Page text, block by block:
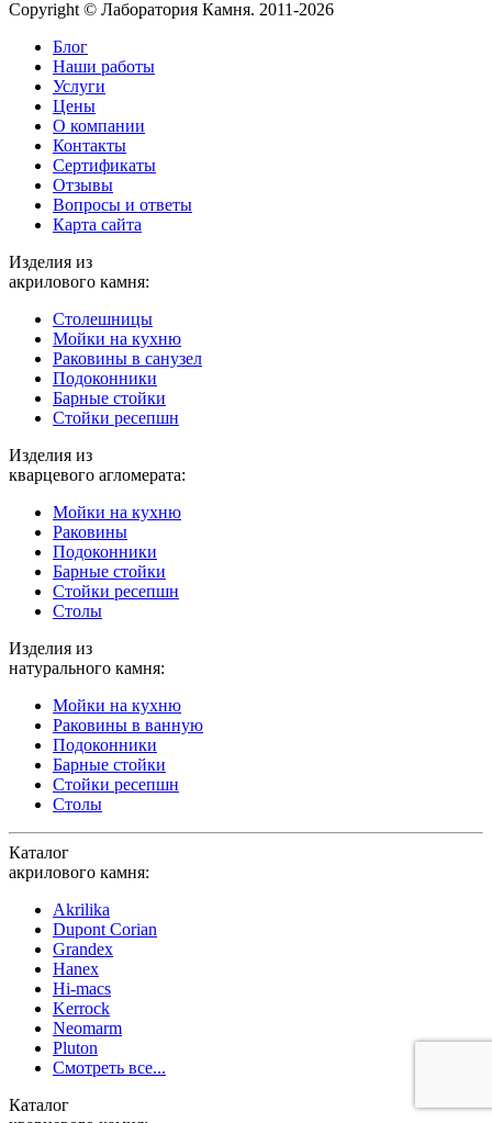
Copyright © Лаборатория Камня. 2011-2026
Блог
Наши работы
Услуги
Цены
О компании
Контакты
Cертификаты
Отзывы
Вопросы и ответы
Карта сайта
Изделия из
акрилового камня:
Столешницы
Мойки на кухню
Раковины в санузел
Подоконники
Барные стойки
Стойки ресепшн
Изделия из
кварцевого агломерата:
Мойки на кухню
Раковины
Подоконники
Барные стойки
Стойки ресепшн
Столы
Изделия из
натурального камня:
Мойки на кухню
Раковины в ванную
Подоконники
Барные стойки
Стойки ресепшн
Столы
Каталог
акрилового камня:
Akrilika
Dupont Corian
Grandex
Hanex
Hi-macs
Kerrock
Neomarm
Pluton
Смотреть все...
Каталог